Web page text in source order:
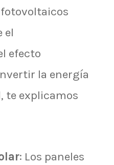
fotovoltaicos
el
efecto
la energía
te explicamos
: Los paneles